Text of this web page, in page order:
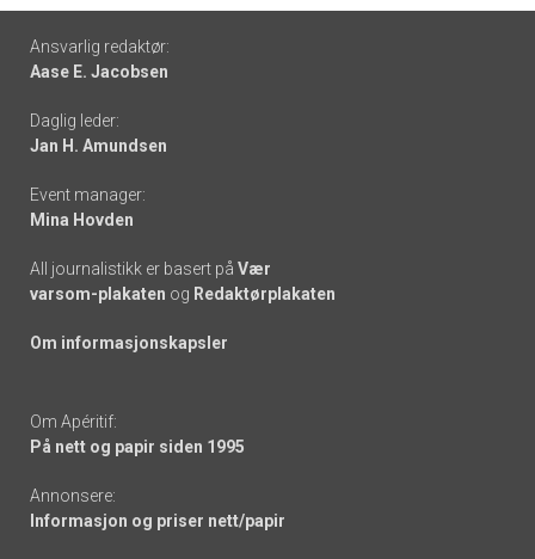
Footer
-
links
Ansvarlig redaktør:
Aase E. Jacobsen
Daglig leder:
Jan H. Amundsen
Event manager:
Mina Hovden
All journalistikk er basert på Vær
varsom-plakaten og Redaktørplakaten
Om informasjonskapsler
Om Apéritif:
På nett og papir siden 1995
Annonsere:
Informasjon og priser nett/papir